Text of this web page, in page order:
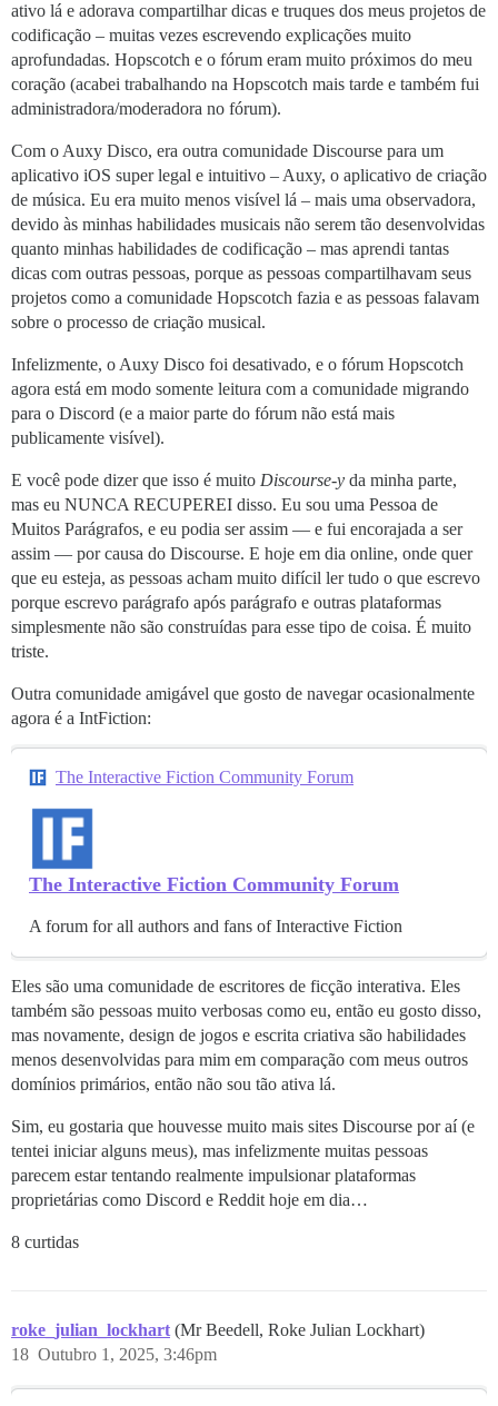
ativo lá e adorava compartilhar dicas e truques dos meus projetos de
codificação – muitas vezes escrevendo explicações muito
aprofundadas. Hopscotch e o fórum eram muito próximos do meu
coração (acabei trabalhando na Hopscotch mais tarde e também fui
administradora/moderadora no fórum).
Com o Auxy Disco, era outra comunidade Discourse para um
aplicativo iOS super legal e intuitivo – Auxy, o aplicativo de criação
de música. Eu era muito menos visível lá – mais uma observadora,
devido às minhas habilidades musicais não serem tão desenvolvidas
quanto minhas habilidades de codificação – mas aprendi tantas
dicas com outras pessoas, porque as pessoas compartilhavam seus
projetos como a comunidade Hopscotch fazia e as pessoas falavam
sobre o processo de criação musical.
Infelizmente, o Auxy Disco foi desativado, e o fórum Hopscotch
agora está em modo somente leitura com a comunidade migrando
para o Discord (e a maior parte do fórum não está mais
publicamente visível).
E você pode dizer que isso é muito Discourse-y da minha parte,
mas eu NUNCA RECUPEREI disso. Eu sou uma Pessoa de
Muitos Parágrafos, e eu podia ser assim — e fui encorajada a ser
assim — por causa do Discourse. E hoje em dia online, onde quer
que eu esteja, as pessoas acham muito difícil ler tudo o que escrevo
porque escrevo parágrafo após parágrafo e outras plataformas
simplesmente não são construídas para esse tipo de coisa. É muito
triste.
Outra comunidade amigável que gosto de navegar ocasionalmente
agora é a IntFiction:
The Interactive Fiction Community Forum
The Interactive Fiction Community Forum
A forum for all authors and fans of Interactive Fiction
Eles são uma comunidade de escritores de ficção interativa. Eles
também são pessoas muito verbosas como eu, então eu gosto disso,
mas novamente, design de jogos e escrita criativa são habilidades
menos desenvolvidas para mim em comparação com meus outros
domínios primários, então não sou tão ativa lá.
Sim, eu gostaria que houvesse muito mais sites Discourse por aí (e
tentei iniciar alguns meus), mas infelizmente muitas pessoas
parecem estar tentando realmente impulsionar plataformas
proprietárias como Discord e Reddit hoje em dia…
8 curtidas
roke_julian_lockhart (Mr Beedell, Roke Julian Lockhart)
Outubro 1, 2025, 3:46pm
18